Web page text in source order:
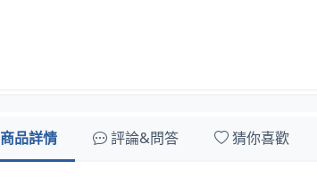
商品詳情 評論&問答 猜你喜歡